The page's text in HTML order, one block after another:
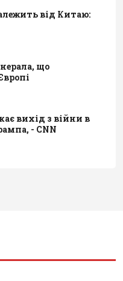
від Китаю:
що
вихід з війни в
- CNN